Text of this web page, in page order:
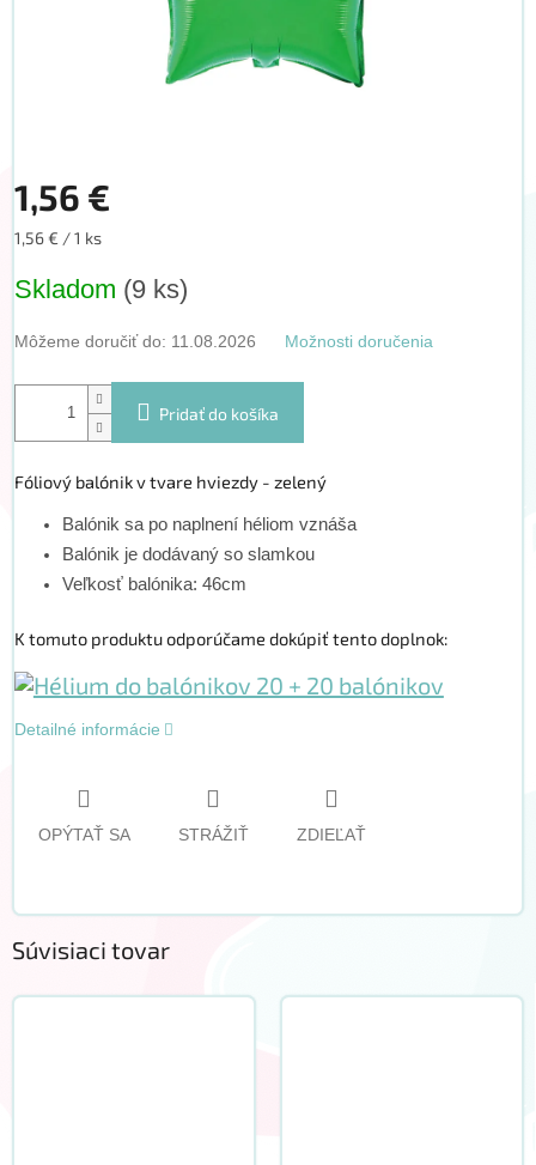
1,56 €
Jednotková
1,56 € / 1 ks
Skladom (9 ks)
Môžeme doručiť do: 11.08.2026 Možnosti doručenia
Pridať do košíka
Fóliový balónik v tvare hviezdy - zelený
Balónik sa po naplnení héliom vznáša
Balónik je dodávaný so slamkou
Veľkosť balónika: 46cm
K tomuto produktu odporúčame dokúpiť tento doplnok:
Detailné informácie
OPÝTAŤ SA STRÁŽIŤ ZDIEĽAŤ
Súvisiaci tovar